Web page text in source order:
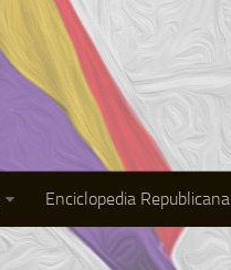
Enciclopedia Republicana